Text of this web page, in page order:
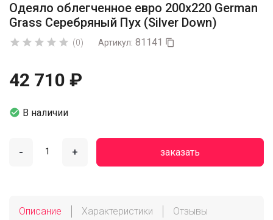
Одеяло облегченное евро 200х220 German
Grass Серебряный Пух (Silver Down)
     (0) Артикул: 81141 
42 710 ₽
 В наличии
- + заказать
Описание Характеристики Отзывы